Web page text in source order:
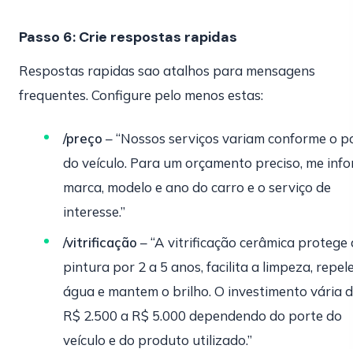
Passo 6: Crie respostas rapidas
Respostas rapidas sao atalhos para mensagens
frequentes. Configure pelo menos estas:
/preço – “Nossos serviços variam conforme o
do veículo. Para um orçamento preciso, me
marca, modelo e ano do carro e o serviço de
interesse.”
/vitrificação – “A vitrificação cerâmica protege
pintura por 2 a 5 anos, facilita a limpeza,
água e mantem o brilho. O investimento vária
R$ 2.500 a R$ 5.000 dependendo do porte do
veículo e do produto utilizado.”